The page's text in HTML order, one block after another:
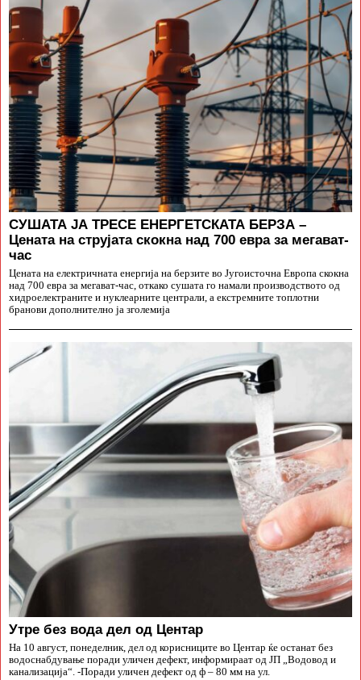
СУШАТА ЈА ТРЕСЕ ЕНЕРГЕТСКАТА БЕРЗА –
Цената на струјата скокна над 700 евра за мегават-
час
Цената на електричната енергија на берзите во Југоисточна Европа скокна
над 700 евра за мегават-час, откако сушата го намали производството од
хидроелектраните и нуклеарните централи, а екстремните топлотни
бранови дополнително ја зголемија
Утре без вода дел од Центар
На 10 август, понеделник, дел од корисниците во Центар ќе останат без
водоснабдување поради уличен дефект, информираат од ЈП „Водовод и
канализација“. -Поради уличен дефект од ф – 80 мм на ул.